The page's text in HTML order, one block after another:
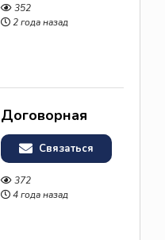
352
2 года назад
Договорная
Связаться
372
4 года назад